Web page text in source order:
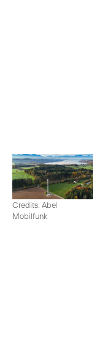
Credits: Abel
Mobilfunk